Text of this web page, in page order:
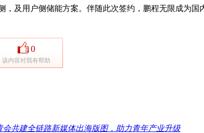
用户侧储能方案。伴随此次签约，鹏程无限成为国
0
该内容对我有帮助
会共建全链路新媒体出海版图，助力青年产业升级